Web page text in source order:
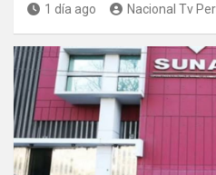
1 día ago Nacional Tv